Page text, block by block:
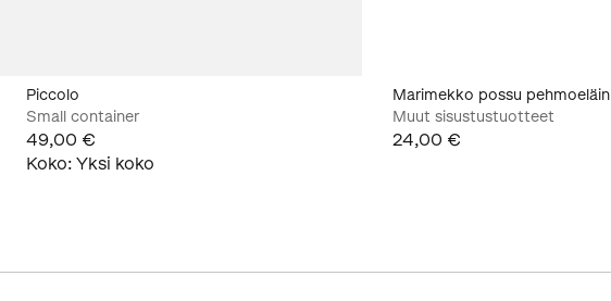
Piccolo
Small container
49,00 €
Koko: Yksi koko
Marimekko possu pehmoeläin
Muut sisustustuotteet
24,00 €